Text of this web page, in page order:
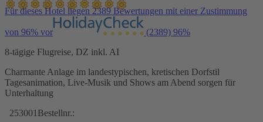
Für dieses Hotel liegen 2389 Bewertungen mit einer Zustimmung
von 96% vor (2389) 96%
8-tägige Flugreise, DZ inkl. AI
Charmante Anlage im landestypischen, kretischen Dorfstil
Tagesanimation, Live-Musik und Shows am Abend sorgen für
Unterhaltung
253001 Bestellnr.: